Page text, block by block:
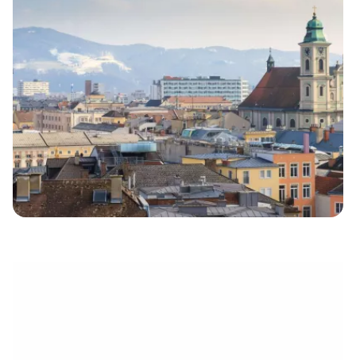
Continuați cu e-mailul